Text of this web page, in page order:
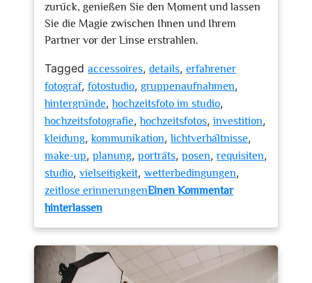
zurück, genießen Sie den Moment und lassen
Sie die Magie zwischen Ihnen und Ihrem
Partner vor der Linse erstrahlen.
Tagged accessoires, details, erfahrener
fotograf, fotostudio, gruppenaufnahmen,
hintergründe,hochzeitsfoto im studio,
hochzeitsfotografie,hochzeitsfotos, investition,
kleidung,kommunikation,lichtverhältnisse,
make-up, planung, porträts, posen, requisiten,
studio, vielseitigkeit, wetterbedingungen,
zeitlose erinnerungenEinen Kommentar
hinterlassenzu
im
Studio: